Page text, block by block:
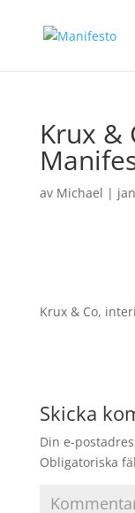
Krux &
av Michael |
Krux & Co,
Skicka
Din e-
Obligatoriska